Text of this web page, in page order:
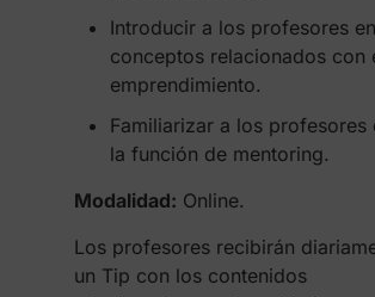
Introducir a los profesores
conceptos relacionados con
emprendimiento.
Familiarizar a los profesores
la función de mentoring.
Modalidad: Online.
Los profesores recibirán
un Tip con los contenidos